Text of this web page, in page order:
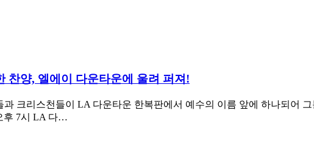
찬양, 엘에이 다운타운에 울려 퍼져!
크리스천들이 LA 다운타운 한복판에서 예수의 이름 앞에 하나되어
후 7시 LA 다…